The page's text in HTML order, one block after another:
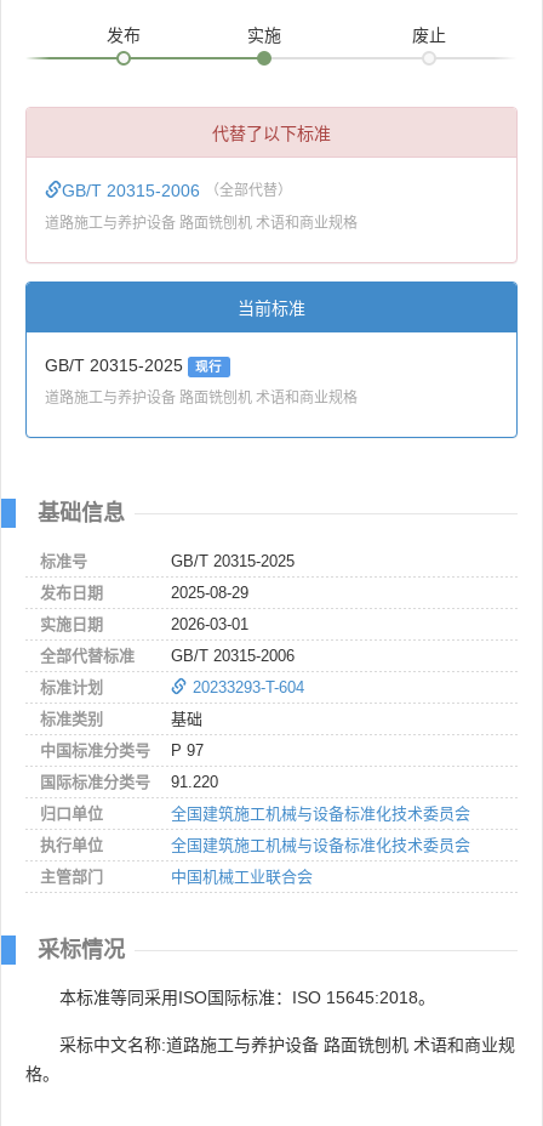
发布 实施 废止
代替了以下标准
GB/T 20315-2006 （全部代替）
道路施工与养护设备 路面铣刨机 术语和商业规格
当前标准
GB/T 20315-2025 现行
道路施工与养护设备 路面铣刨机 术语和商业规格
基础信息
标准号
GB/T 20315-2025
发布日期
2025-08-29
实施日期
2026-03-01
全部代替标准
GB/T 20315-2006
标准计划
20233293-T-604
标准类别
基础
中国标准分类号
P 97
国际标准分类号
91.220
归口单位
全国建筑施工机械与设备标准化技术委员会
执行单位
全国建筑施工机械与设备标准化技术委员会
主管部门
中国机械工业联合会
采标情况
本标准等同采用ISO国际标准：ISO 15645:2018。
采标中文名称:道路施工与养护设备 路面铣刨机 术语和商业规
格。